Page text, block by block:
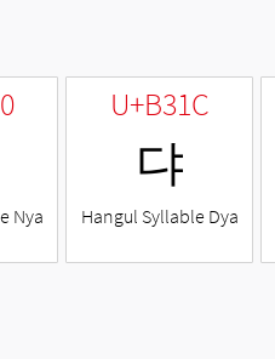
Nya
U+B31C
댜
Hangul Syllable Dya